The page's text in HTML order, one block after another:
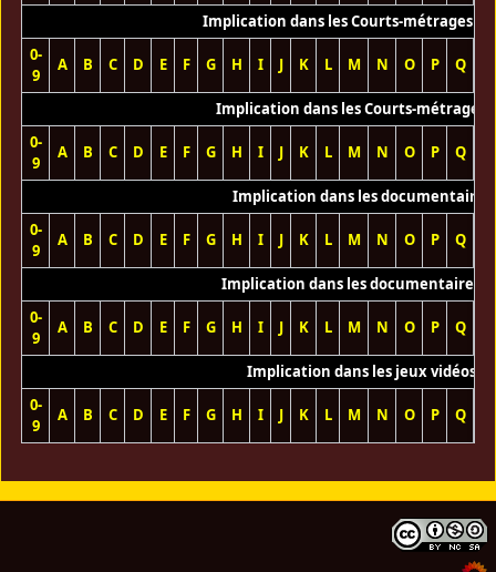
Implication dans les Courts-métrages
0-
9
A B C D E F G H I J K L M N O P Q
Implication dans les Courts-métrages
0-
9
A B C D E F G H I J K L M N O P Q
Implication dans les documentaires
0-
9
A B C D E F G H I J K L M N O P Q
Implication dans les documentaires
0-
9
A B C D E F G H I J K L M N O P Q
Implication dans les jeux vidéos
0-
9
A B C D E F G H I J K L M N O P Q